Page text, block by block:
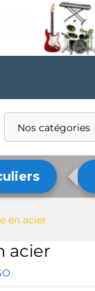
Nos catégories
en acier
acier